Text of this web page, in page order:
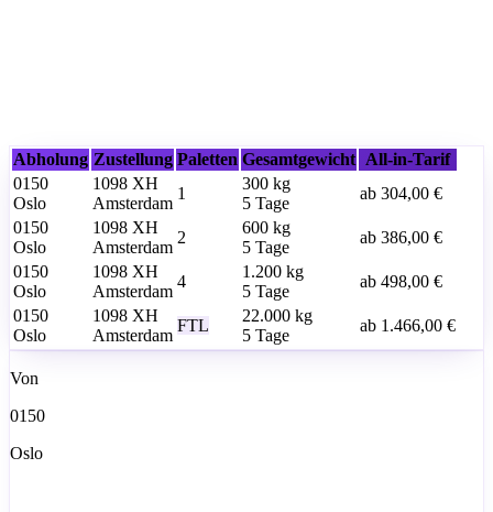
Abholung Zustellung Paletten Gesamtgewicht All-in-Tarif
0150
Oslo
1098 XH
Amsterdam
1
300 kg
5 Tage
ab 304,00 €
0150
Oslo
1098 XH
Amsterdam
2
600 kg
5 Tage
ab 386,00 €
0150
Oslo
1098 XH
Amsterdam
4
1.200 kg
5 Tage
ab 498,00 €
0150
Oslo
1098 XH
Amsterdam
FTL
22.000 kg
5 Tage
ab 1.466,00 €
Von
0150
Oslo